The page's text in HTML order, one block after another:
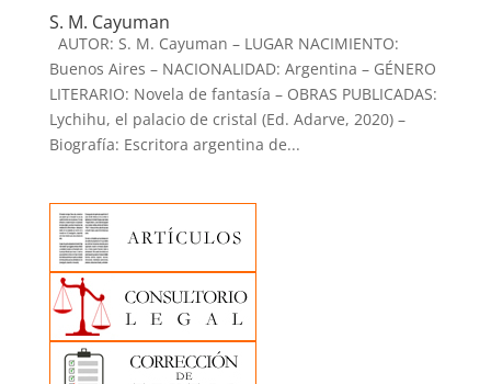
S. M. Cayuman
AUTOR: S. M. Cayuman – LUGAR NACIMIENTO:
Buenos Aires – NACIONALIDAD: Argentina – GÉNERO
LITERARIO: Novela de fantasía – OBRAS PUBLICADAS:
Lychihu, el palacio de cristal (Ed. Adarve, 2020) –
Biografía: Escritora argentina de...